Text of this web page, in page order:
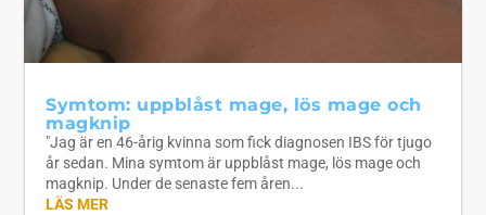
Symtom: uppblåst mage, lös mage och
magknip
"Jag är en 46-årig kvinna som fick diagnosen IBS för tjugo
år sedan. Mina symtom är uppblåst mage, lös mage och
magknip. Under de senaste fem åren...
LÄS MER